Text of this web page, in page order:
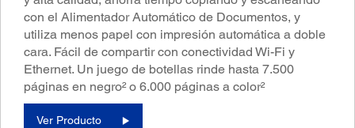
con el Alimentador Automático de Documentos, y
utiliza menos papel con impresión automática a doble
cara. Fácil de compartir con conectividad Wi-Fi y
Ethernet. Un juego de botellas rinde hasta 7.500
páginas en negro² o 6.000 páginas a color²
Ver Producto